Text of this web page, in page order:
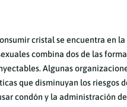
cristal se encuentra en
combina dos de las
Algunas
que disminuyan los riesgos
condón y la administración